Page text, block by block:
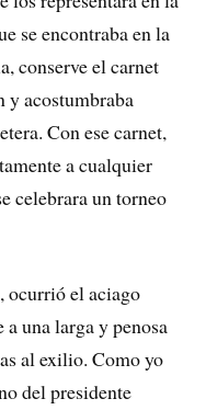
se encontraba en la
conserve el carnet
y acostumbraba
Con ese carnet,
a cualquier
celebrara un torneo
ocurrió el aciago
una larga y penosa
al exilio. Como yo
del presidente